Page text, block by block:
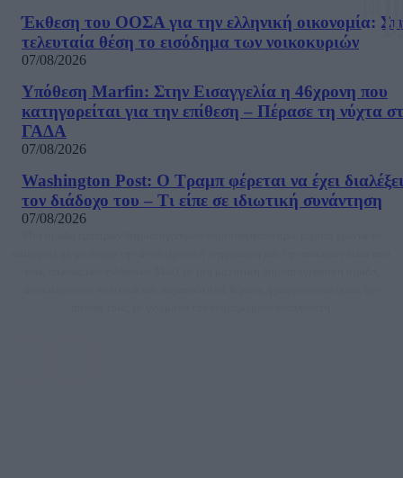
Έκθεση του ΟΟΣΑ για την ελληνική οικονομία:
τελευταία θέση το εισόδημα των νοικοκυριών
07/08/2026
Υπόθεση Marfin: Στην Εισαγγελία η 46χρονη που
κατηγορείται για την επίθεση – Πέρασε τη νύχτα
ΓΑΔΑ
07/08/2026
Washington Post: Ο Τραμπ φέρεται να έχει διαλέξει
τον διάδοχο του – Τι είπε σε ιδιωτική συνάντηση
07/08/2026